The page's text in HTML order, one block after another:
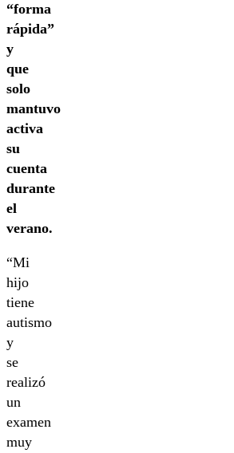
“forma
rápida”
y
que
solo
mantuvo
activa
su
cuenta
durante
el
verano.
“Mi
hijo
tiene
autismo
y
se
realizó
un
examen
muy